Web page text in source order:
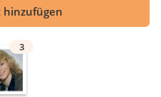
hinzufügen
3